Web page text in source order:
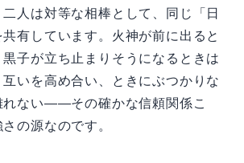
人は対等な相棒として、同じ「日
有しています。火神が前に出ると
子が立ち止まりそうになるときは
いを高め合い、ときにぶつかりな
れない——その確かな信頼関係こ
の源なのです。